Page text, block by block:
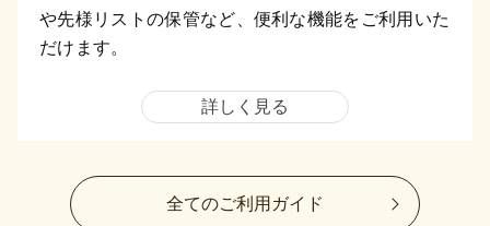
や先様リストの保管など、便利な機能をご利用いた
だけます。
詳しく見る
全てのご利用ガイド